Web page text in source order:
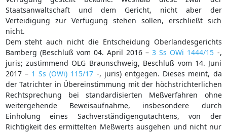
Staatsanwaltschaft und dem Gericht, nicht aber der
Verteidigung zur Verfügung stehen sollen, erschließt sich
nicht.
Dem steht auch nicht die Entscheidung Oberlandesgerichts
Bamberg (Beschluß vom 04. April 2016 –3 Ss OWi 1444/15 -,
juris; zustimmend OLG Braunschweig, Beschluß vom 14. Juni
2017 – 1 Ss (OWi) 115/17 -, juris) entgegen. Dieses meint, da
der Tatrichter in Übereinstimmung mit der höchstrichterlichen
Rechtsprechung bei standardisierten Meßverfahren ohne
weitergehende Beweisaufnahme, insbesondere durch
Einholung eines Sachverständigengutachtens, von der
Richtigkeit des ermittelten Meßwerts ausgehen und nicht nur